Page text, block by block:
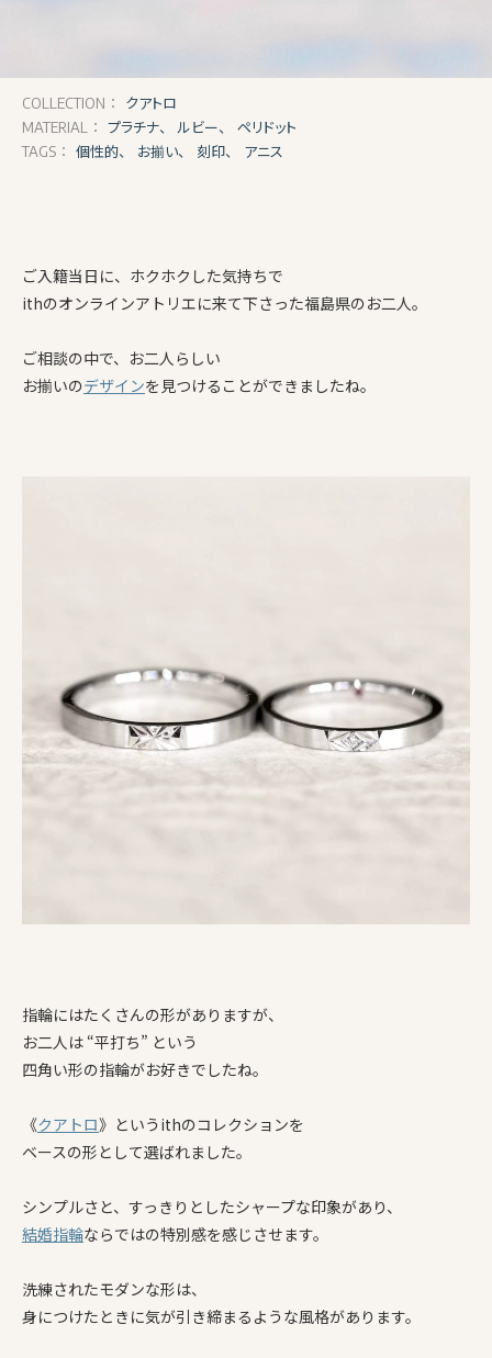
COLLECTION： クアトロ
MATERIAL： プラチナ、 ルビー、 ペリドット
TAGS： 個性的、 お揃い、 刻印、 アニス
ご入籍当日に、ホクホクした気持ちで
ithのオンラインアトリエに来て下さった福島県のお二人。
ご相談の中で、お二人らしい
お揃いのデザインを見つけることができましたね。
指輪にはたくさんの形がありますが、
お二人は “平打ち” という
四角い形の指輪がお好きでしたね。
《クアトロ》というithのコレクションを
ベースの形として選ばれました。
シンプルさと、すっきりとしたシャープな印象があり、
結婚指輪ならではの特別感を感じさせます。
洗練されたモダンな形は、
身につけたときに気が引き締まるような風格があります。